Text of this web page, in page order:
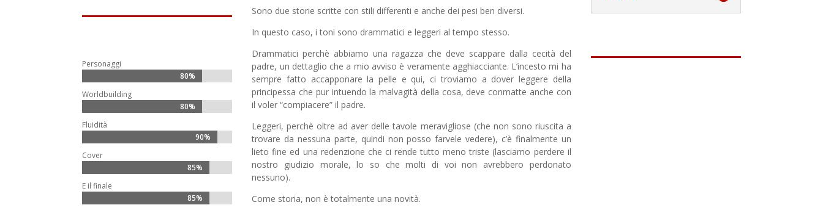
Personaggi
80%
80%
Worldbuilding
80%
80%
Fluidità
90%
90%
Cover
85%
85%
E il finale
85%
85%
Sono due storie scritte con stili differenti e anche dei pesi ben diversi.
In questo caso, i toni sono drammatici e leggeri al tempo stesso.
Drammatici perchè abbiamo una ragazza che deve scappare dalla cecità del
padre, un dettaglio che a mio avviso è veramente agghiacciante. L’incesto mi ha
sempre fatto accapponare la pelle e qui, ci troviamo a dover leggere della
principessa che pur intuendo la malvagità della cosa, deve conmatte anche con
il voler “compiacere” il padre.
Leggeri, perchè oltre ad aver delle tavole meravigliose (che non sono riuscita a
trovare da nessuna parte, quindi non posso farvele vedere), c’è finalmente un
lieto fine ed una redenzione che ci rende tutto meno triste (lasciamo perdere il
nostro giudizio morale, lo so che molti di voi non avrebbero perdonato
nessuno).
Come storia, non è totalmente una novità.